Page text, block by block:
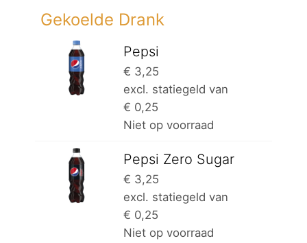
Gekoelde Drank
Pepsi
€ 3,25
excl. statiegeld van
€ 0,25
Niet op voorraad
Pepsi Zero Sugar
€ 3,25
excl. statiegeld van
€ 0,25
Niet op voorraad